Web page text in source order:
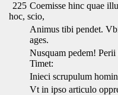
225 Coemisse hinc quae
hoc, scio,
Animus tibi pendet.
ages.
Nusquam pedem!
Timet:
Inieci scrupulum
Vt in ipso articulo